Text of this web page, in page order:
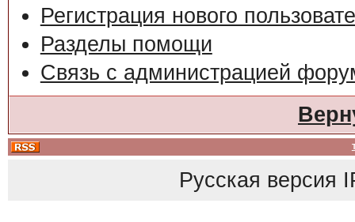
Регистрация нового
Разделы помощи
Связь с администрацией
Русская версия